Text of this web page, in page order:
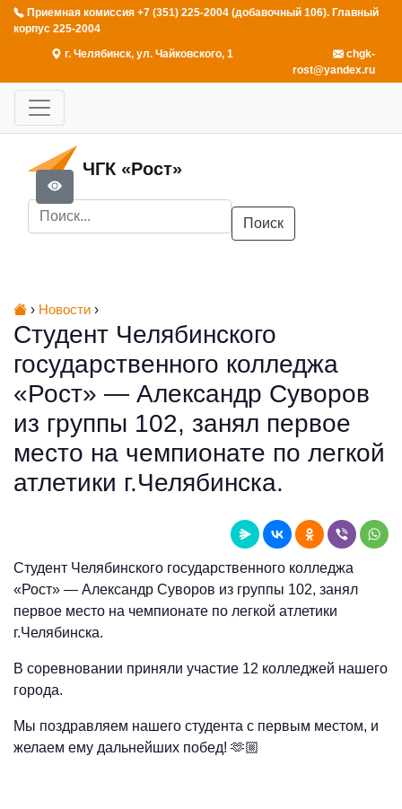
Приемная комиссия +7 (351) 225-2004 (добавочный 106). Главный
корпус 225-2004
г. Челябинск, ул. Чайковского, 1
chgk-
rost@yandex.ru
ЧГК «Рост»
Поиск
› Новости ›
Студент Челябинского
государственного колледжа
«Рост» — Александр Суворов
из группы 102, занял первое
место на чемпионате по легкой
атлетики г.Челябинска.
Студент Челябинского государственного колледжа
«Рост» — Александр Суворов из группы 102, занял
первое место на чемпионате по легкой атлетики
г.Челябинска.
В соревновании приняли участие 12 колледжей нашего
города.
Мы поздравляем нашего студента с первым местом, и
желаем ему дальнейших побед! 🫶🏼